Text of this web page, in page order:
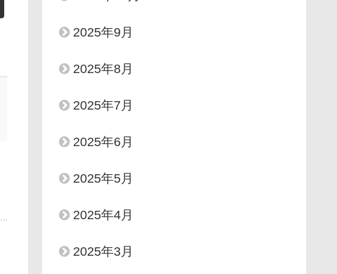
2025年9月
2025年8月
2025年7月
2025年6月
2025年5月
2025年4月
2025年3月